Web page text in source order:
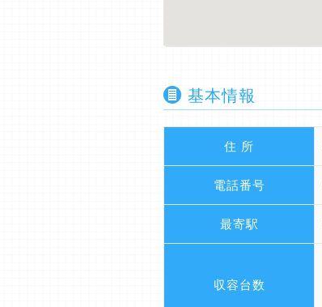
基本情報
住 所
電話番号
最寄駅
収容台数